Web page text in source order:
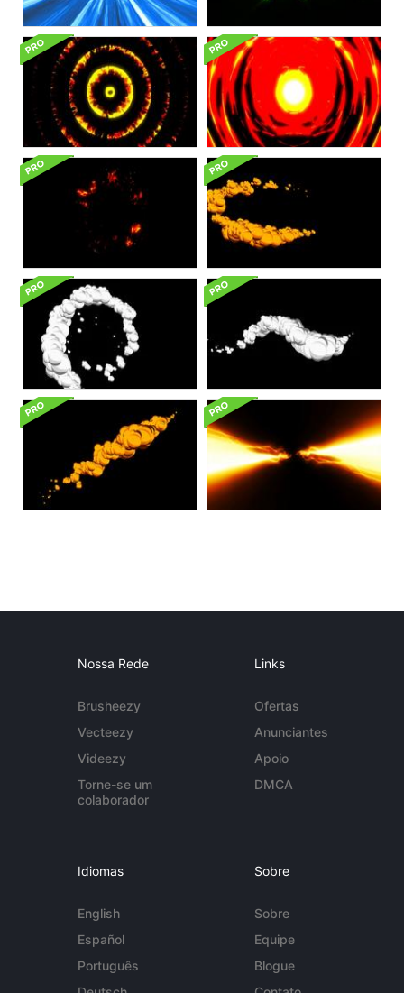
Nossa Rede
Brusheezy
Vecteezy
Videezy
Torne-se um
colaborador
Links
Ofertas
Anunciantes
Apoio
DMCA
Idiomas
English
Español
Português
Sobre
Sobre
Equipe
Blogue